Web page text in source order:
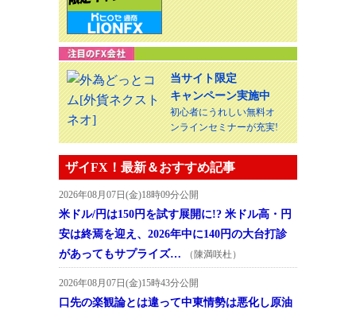
当サイト限定
キャンペーン実施中
初心者にうれしい無料オ
ンラインセミナーが充実!
ザイFX！最新＆おすすめ記事
2026年08月07日(金)18時09分公開
米ドル/円は150円を試す展開に!? 米ドル高・円
安は終焉を迎え、2026年中に140円の大台打診
があってもサプライズ…
（陳満咲杜）
2026年08月07日(金)15時43分公開
口先の楽観論とは違って中東情勢は悪化し原油